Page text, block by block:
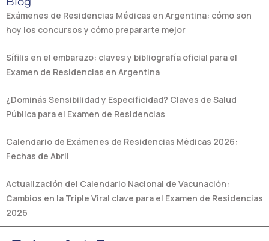
Exámenes de Residencias Médicas en Argentina: cómo son
hoy los concursos y cómo prepararte mejor
Sífilis en el embarazo: claves y bibliografía oficial para el
Examen de Residencias en Argentina
¿Dominás Sensibilidad y Especificidad? Claves de Salud
Pública para el Examen de Residencias
Calendario de Exámenes de Residencias Médicas 2026:
Fechas de Abril
Actualización del Calendario Nacional de Vacunación:
Cambios en la Triple Viral clave para el Examen de Residencias
2026